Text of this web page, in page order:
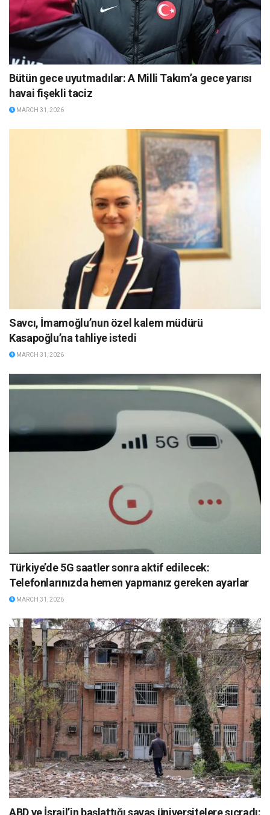
Bütün gece uyutmadılar: A Milli Takım’a gece yarısı
havai fişekli taciz
MARCH 31, 2026
Savcı, İmamoğlu’nun özel kalem müdürü
Kasapoğlu’na tahliye istedi
MARCH 31, 2026
Türkiye’de 5G saatler sonra aktif edilecek:
Telefonlarınızda hemen yapmanız gereken ayarlar
MARCH 31, 2026
ABD ve İsrail’in başlattığı savaş üniversitelere sıçradı: